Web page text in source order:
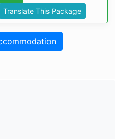
Translate This Package